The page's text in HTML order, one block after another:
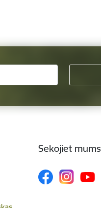
Sekojiet mums